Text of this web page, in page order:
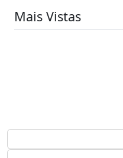
Mais Vistas